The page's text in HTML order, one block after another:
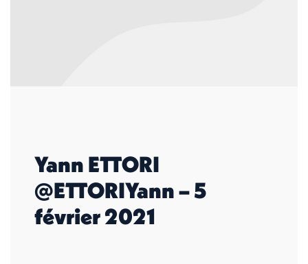
Yann ETTORI
@ETTORIYann – 5
février 2021